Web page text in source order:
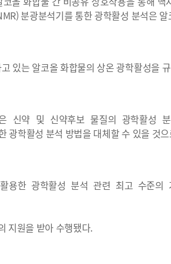
분광분석기를 통한 광학활성 분석은
있는 알코올 화합물의 상온 광학활성을
신약 및 신약후보 물질의 광학활성
광학활성 분석 방법을 대체할 수 있을 것
용한 광학활성 분석 관련 최고 수준
지원을 받아 수행됐다.